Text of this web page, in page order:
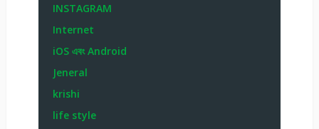
INSTAGRAM
Internet
iOS এবং Android
Jeneral
krishi
life style